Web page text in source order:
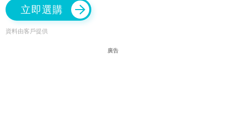
立即選購
資料由客戶提供
廣告